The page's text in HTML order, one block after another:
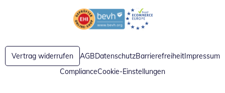
Öffnet in neuem FensterÖffnet in neuem Fenster
Vertrag widerrufen AGBDatenschutzBarrierefreiheitImpressum
ComplianceCookie-Einstellungen